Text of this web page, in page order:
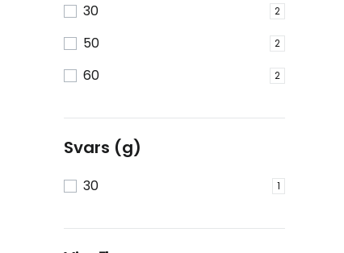
30 2
50 2
60 2
Svars (g)
30 1